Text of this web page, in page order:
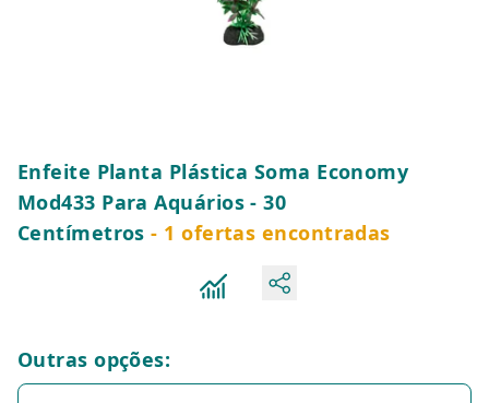
Enfeite Planta Plástica Soma Economy
Mod433 Para Aquários - 30
Centímetros - 1 ofertas encontradas
Outras opções: